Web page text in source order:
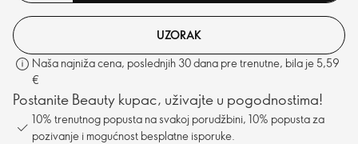
UZORAK
Naša najniža cena, poslednjih 30 dana pre trenutne, bila je 5,59
€
Postanite Beauty kupac, uživajte u pogodnostima!
10% trenutnog popusta na svakoj porudžbini, 10% popusta za
pozivanje i mogućnost besplatne isporuke.